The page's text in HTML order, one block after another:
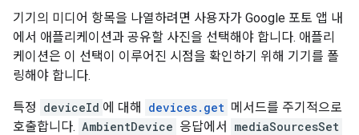
기기의 미디어 항목을 나열하려면 사용자가 Google 포토 앱 내
에서 애플리케이션과 공유할 사진을 선택해야 합니다. 애플리
케이션은 이 선택이 이루어진 시점을 확인하기 위해 기기를 폴
링해야 합니다.
특정 deviceId 에 대해 devices.get 메서드를 주기적으로
호출합니다. AmbientDevice 응답에서
mediaSourcesSet